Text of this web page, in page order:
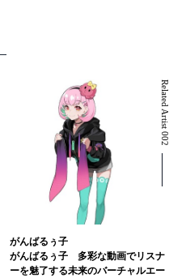
Related Artist 002
がんばるぅ子
がんばるぅ子 多彩な動画でリスナ
ーを魅了する未来のバーチャルエー